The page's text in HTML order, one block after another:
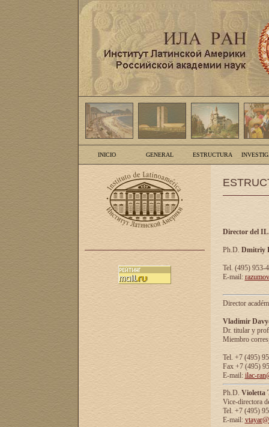
INICIO GENERAL ESTRUCTURA
Director del
Ph.D. Dmitriy
Tel. (495) 953-
E-mail:
Director
Vladimir
Dr. titular y
Miembro
Tel. +7 (495)
Fax +7 (495)
E-mail: ilac-
Ph.D. Violetta
Vice-directora
Tel. +7 (495)
E-mail: